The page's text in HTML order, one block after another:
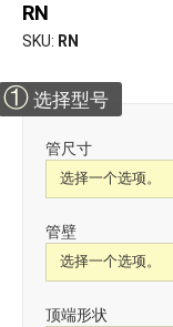
RN
SKU RN
① 选择型号
管尺寸
管壁
顶端形状